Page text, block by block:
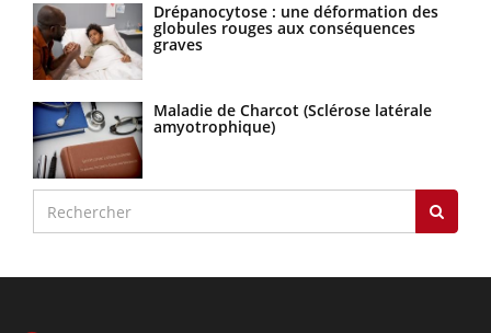
Drépanocytose : une déformation des
globules rouges aux conséquences
graves
Maladie de Charcot (Sclérose latérale
amyotrophique)